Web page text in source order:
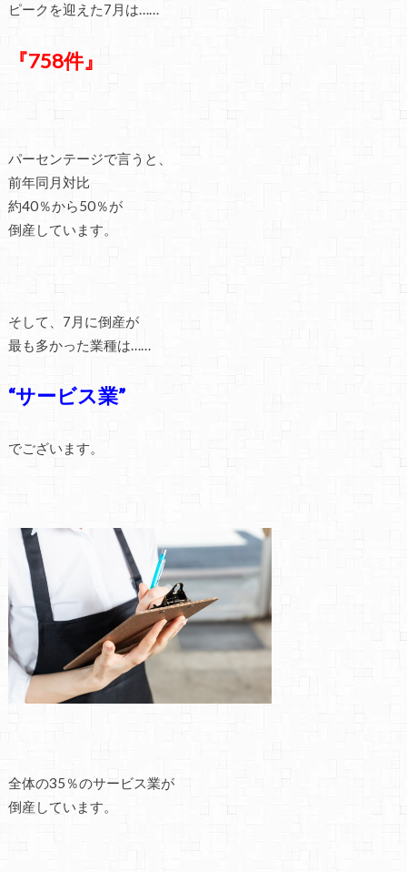
ピークを迎えた7月は……
『758件』
パーセンテージで言うと、
前年同月対比
約40％から50％が
倒産しています。
そして、7月に倒産が
最も多かった業種は……
“サービス業”
でございます。
全体の35％のサービス業が
倒産しています。